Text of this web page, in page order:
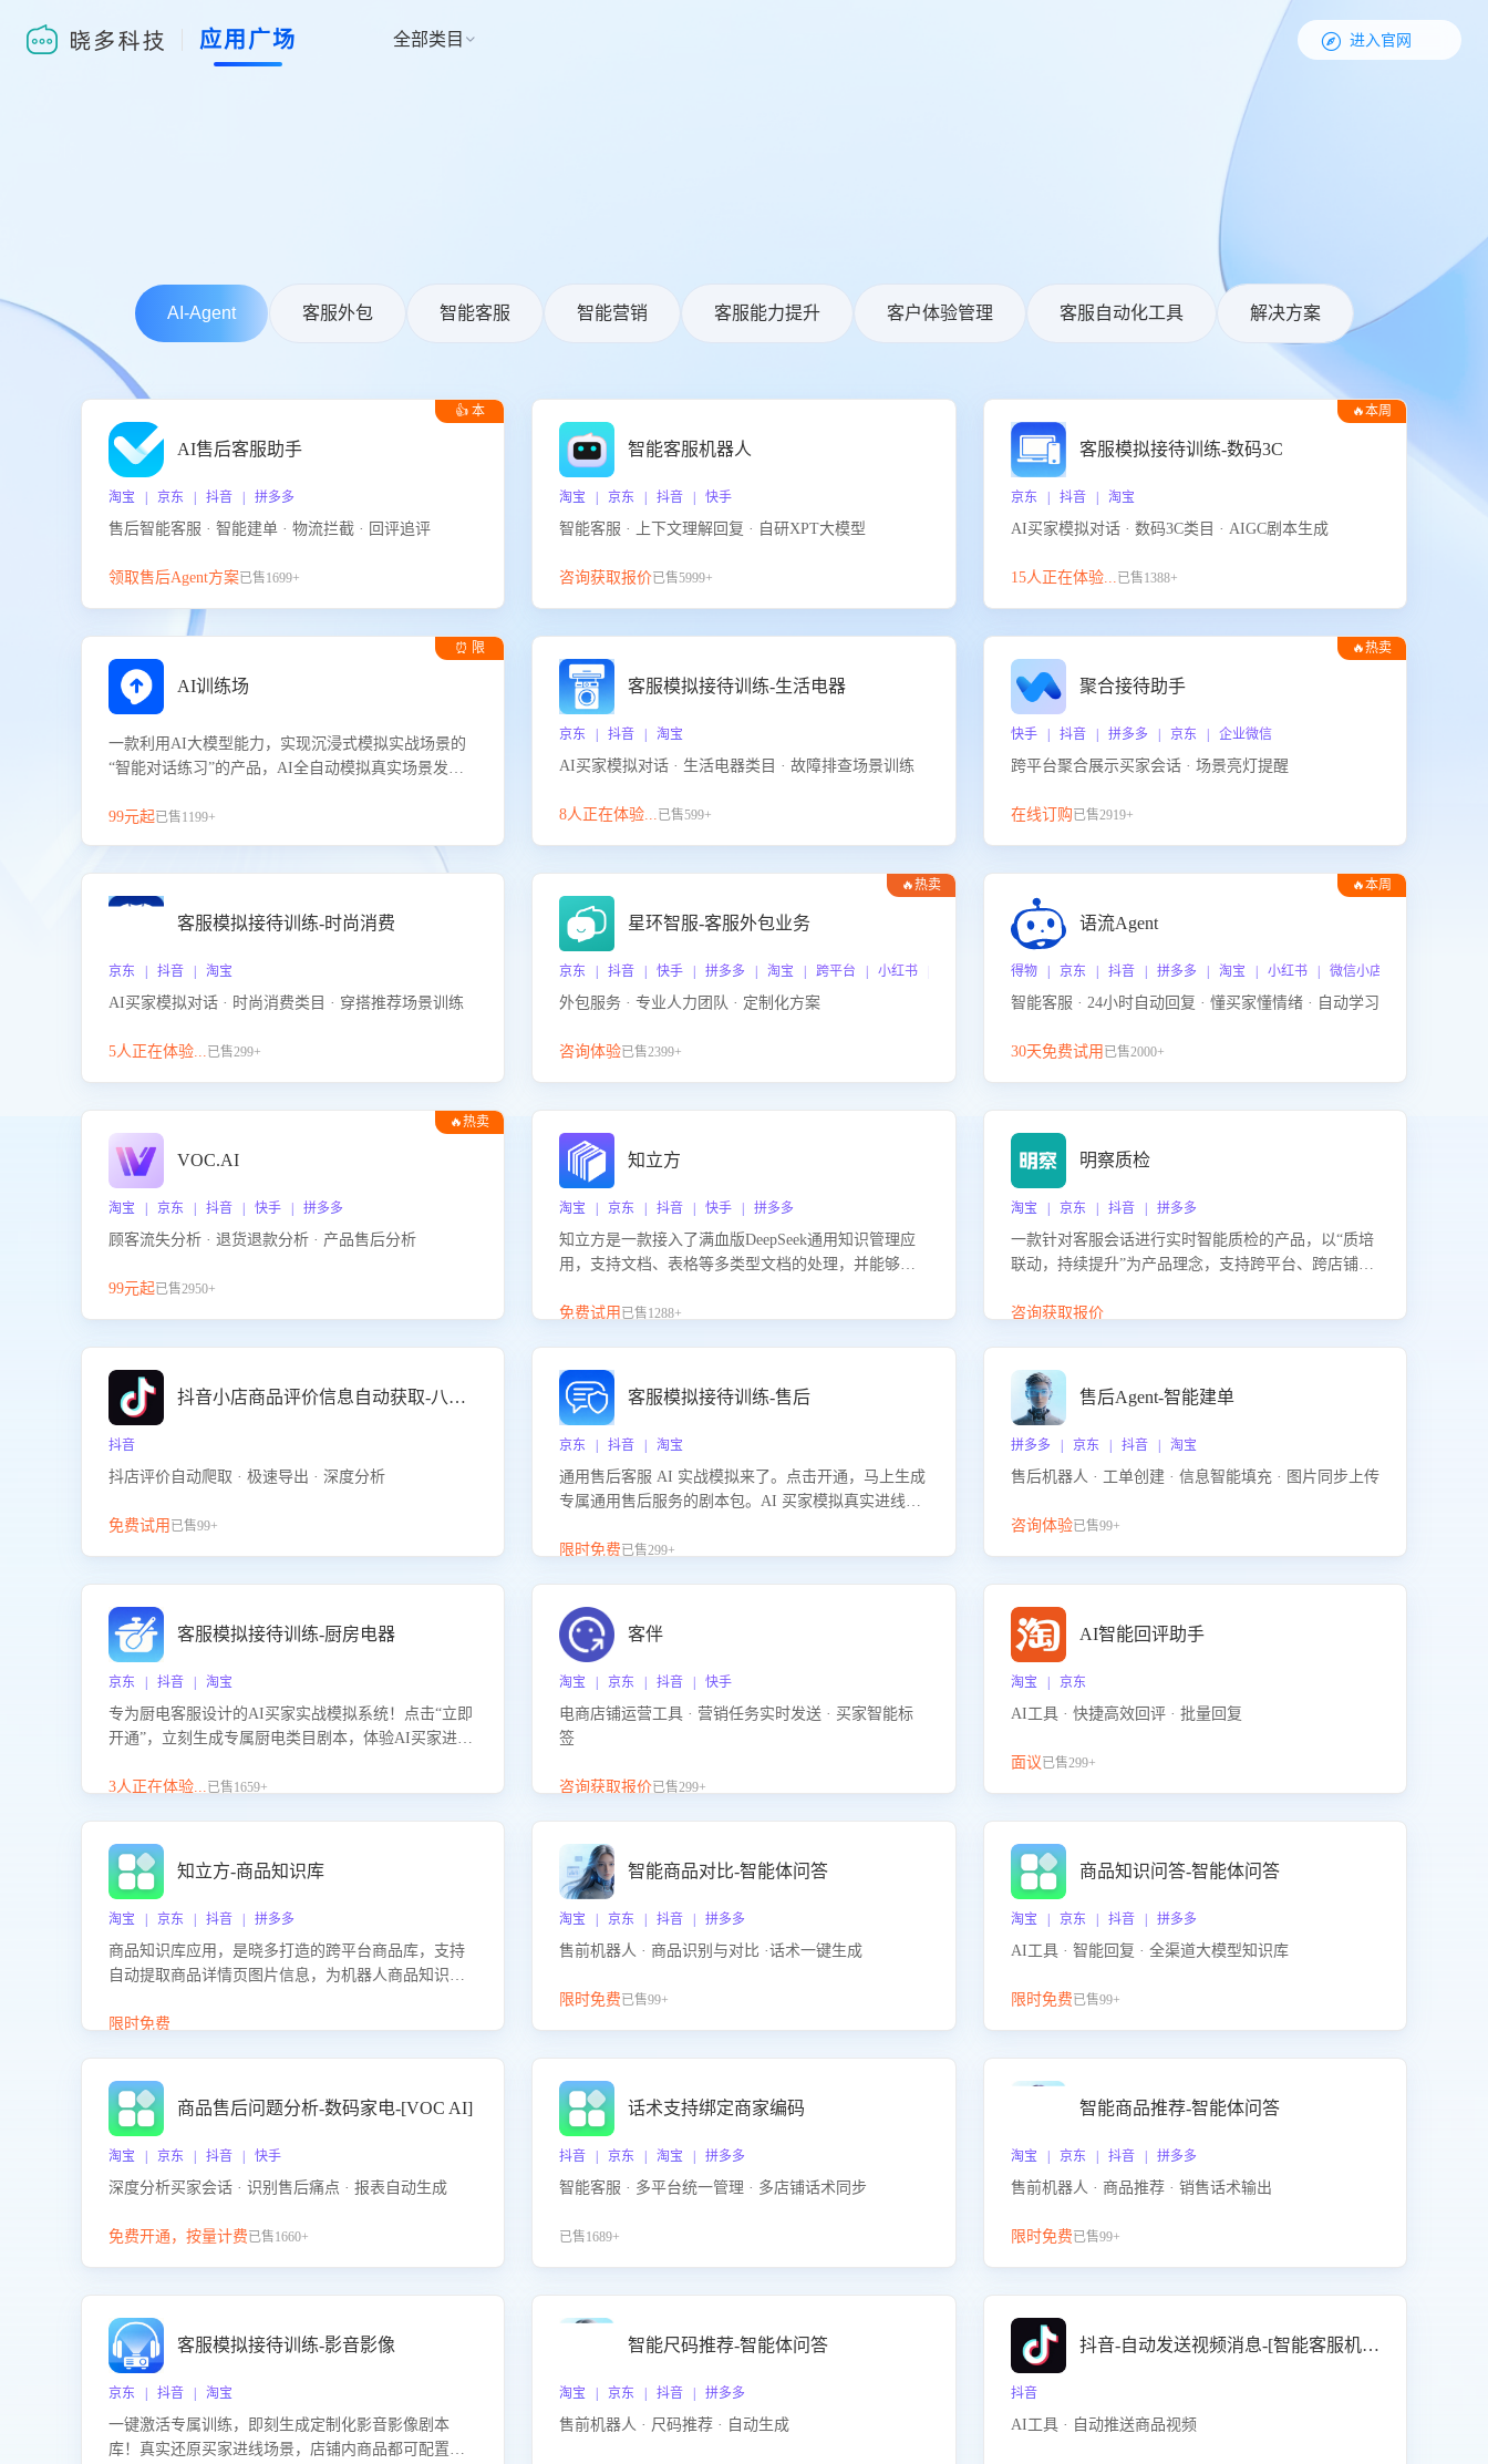
应用广场 全部类目   进入官网
AI-Agent 客服外包 智能客服 智能营销 客服能力提升 客户体验管理 客服自动化工具 解决方案
👍 本
AI售后客服助手
淘宝 | 京东 | 抖音 | 拼多多
售后智能客服 · 智能建单 · 物流拦截 · 回评追评
领取售后Agent方案已售1699+
智能客服机器人
淘宝 | 京东 | 抖音 | 快手
智能客服 · 上下文理解回复 · 自研XPT大模型
咨询获取报价已售5999+
🔥本周
客服模拟接待训练-数码3C
京东 | 抖音 | 淘宝
AI买家模拟对话 · 数码3C类目 · AIGC剧本生成
15人正在体验...已售1388+
⏰ 限
AI训练场
一款利用AI大模型能力，实现沉浸式模拟实战场景的
“智能对话练习”的产品，AI全自动模拟真实场景发生
提升客服团队的销服能力。
99元起已售1199+
客服模拟接待训练-生活电器
京东 | 抖音 | 淘宝
AI买家模拟对话 · 生活电器类目 · 故障排查场景训练
8人正在体验...已售599+
🔥热卖
聚合接待助手
快手 | 抖音 | 拼多多 | 京东 | 企业微信
跨平台聚合展示买家会话 · 场景亮灯提醒
在线订购已售2919+
客服模拟接待训练-时尚消费
京东 | 抖音 | 淘宝
AI买家模拟对话 · 时尚消费类目 · 穿搭推荐场景训练
5人正在体验...已售299+
🔥热卖
星环智服-客服外包业务
京东 | 抖音 | 快手 | 拼多多 | 淘宝 | 跨平台 | 小红书 | 得物 | 企业微信
外包服务 · 专业人力团队 · 定制化方案
咨询体验已售2399+
🔥本周
语流Agent
得物 | 京东 | 抖音 | 拼多多 | 淘宝 | 小红书 | 微信小店 | 快手 | 唯品
智能客服 · 24小时自动回复 · 懂买家懂情绪 · 自动学习
30天免费试用 已售2000+
🔥热卖
VOC.AI
淘宝 | 京东 | 抖音 | 快手 | 拼多多
顾客流失分析 · 退货退款分析 · 产品售后分析
99元起已售2950+
知立方
淘宝 | 京东 | 抖音 | 快手 | 拼多多
知立方是一款接入了满血版DeepSeek通用知识管理应
用，支持文档、表格等多类型文档的处理，并能够基
景提供强大的知识支持，帮助用户高效管理和利用知
免费试用 已售1288+
明察质检
淘宝 | 京东 | 抖音 | 拼多多
一款针对客服会话进行实时智能质检的产品，以“质培
联动，持续提升”为产品理念，支持跨平台、跨店铺的
联动，持续提升客服团队的销服能力。
咨询获取报价
抖音小店商品评价信息自动获取-八爪鱼
抖音
抖店评价自动爬取 · 极速导出 · 深度分析
免费试用 已售99+
客服模拟接待训练-售后
京东 | 抖音 | 淘宝
通用售后客服 AI 实战模拟来了。点击开通，马上生成
专属通用售后服务的剧本包。AI 买家模拟真实进线咨
咨询等售后场景的应对要点，轻松提升服务能力。
限时免费已售299+
售后Agent-智能建单
拼多多 | 京东 | 抖音 | 淘宝
售后机器人 · 工单创建 · 信息智能填充 · 图片同步上传
咨询体验已售99+
客服模拟接待训练-厨房电器
京东 | 抖音 | 淘宝
专为厨电客服设计的AI买家实战模拟系统！点击“立即
开通”，立刻生成专属厨电类目剧本，体验AI买家进线
能咨询”等真实场景应对技巧！
3人正在体验...已售1659+
客伴
淘宝 | 京东 | 抖音 | 快手
电商店铺运营工具 · 营销任务实时发送 · 买家智能标
签
咨询获取报价已售299+
AI智能回评助手
淘宝 | 京东
AI工具 · 快捷高效回评 · 批量回复
面议已售299+
知立方-商品知识库
淘宝 | 京东 | 抖音 | 拼多多
商品知识库应用，是晓多打造的跨平台商品库，支持
自动提取商品详情页图片信息，为机器人商品知识问
商品知识。
限时免费
智能商品对比-智能体问答
淘宝 | 京东 | 抖音 | 拼多多
售前机器人 · 商品识别与对比 ·话术一键生成
限时免费已售99+
商品知识问答-智能体问答
淘宝 | 京东 | 抖音 | 拼多多
AI工具 · 智能回复 · 全渠道大模型知识库
限时免费已售99+
商品售后问题分析-数码家电-[VOC AI]
淘宝 | 京东 | 抖音 | 快手
深度分析买家会话 · 识别售后痛点 · 报表自动生成
免费开通，按量计费已售1660+
话术支持绑定商家编码
抖音 | 京东 | 淘宝 | 拼多多
智能客服 · 多平台统一管理 · 多店铺话术同步
已售1689+
智能商品推荐-智能体问答
淘宝 | 京东 | 抖音 | 拼多多
售前机器人 · 商品推荐 · 销售话术输出
限时免费已售99+
客服模拟接待训练-影音影像
京东 | 抖音 | 淘宝
一键激活专属训练，即刻生成定制化影音影像剧本
库！真实还原买家进线场景，店铺内商品都可配置到
智能尺码推荐-智能体问答
淘宝 | 京东 | 抖音 | 拼多多
售前机器人 · 尺码推荐 · 自动生成
抖音-自动发送视频消息-[智能客服机器人]
抖音
AI工具 · 自动推送商品视频